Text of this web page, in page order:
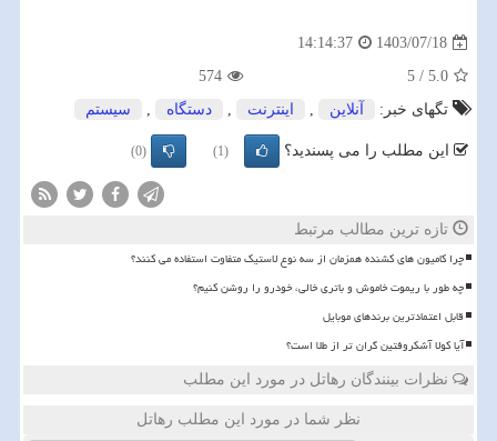
1403/07/18
14:14:37
5.0
/
5
574
تگهای خبر:
آنلاین , اینترنت , دستگاه , سیستم
این مطلب را می پسندید؟ (1)
(0)
تازه ترین مطالب مرتبط
چرا کامیون های کشنده همزمان از سه نوع لاستیک متفاوت استفاده می کنند؟
چه طور با ریموت خاموش و باتری خالی، خودرو را روشن کنیم؟
قابل اعتمادترین برندهای موبایل
آیا کولا آشکروفتین گران تر از طلا است؟
نظرات بینندگان رهاتل در مورد این مطلب
نظر شما در مورد این مطلب رهاتل